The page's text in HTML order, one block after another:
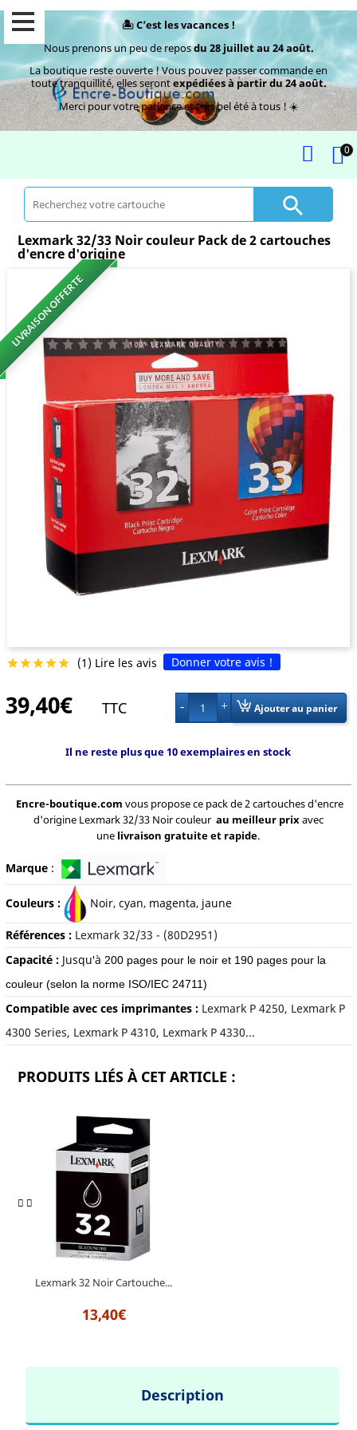
🏝️ C’est les vacances !
Nous prenons un peu de reposdu 28 juillet au 24 août.
La boutique reste ouverte ! Vous pouvez passer commande en
toute tranquillité, elles serontexpédiées à partir du 24 août.
Merci pour votre patience et très bel été à tous ! ☀️
0

Lexmark 32/33 Noir couleur Pack de 2 cartouches
d'encre d'origine
LIVRAISON OFFERTE
 (1) Lire les avis Donner votre avis !
39,40€ TTC 1 Ajouter au panier
Il ne reste plus que 10 exemplaires en stock
Encre-boutique.com vous propose ce pack de 2 cartouches d'encre
d'origine Lexmark 32/33 Noir couleur au meilleur prixavec
une livraison gratuite et rapide.
Marque:
Couleurs : Noir, cyan, magenta, jaune
Références : Lexmark 32/33 - (80D2951)
Capacité : Jusqu'à 200 pages pour le noir et 190 pages pour la
couleur (selon la norme ISO/IEC 24711)
Compatible avec ces imprimantes : Lexmark P 4250, Lexmark P
4300 Series, Lexmark P 4310, Lexmark P 4330...
PRODUITS LIÉS À CET ARTICLE :
Lexmark 32 Noir Cartouche...
13,40€
Description